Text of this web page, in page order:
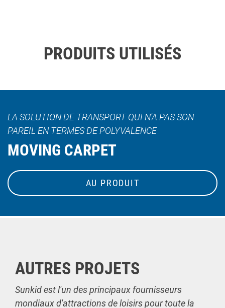
PRODUITS UTILISÉS
LA SOLUTION DE TRANSPORT QUI N'A PAS SON
PAREIL EN TERMES DE POLYVALENCE
MOVING CARPET
AU PRODUIT
AUTRES PROJETS
Sunkid est l'un des principaux fournisseurs
mondiaux d'attractions de loisirs pour toute la